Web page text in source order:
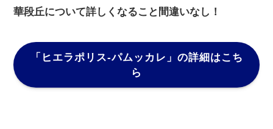
華段丘について詳しくなること間違いなし！
「ヒエラポリス-パムッカレ」 の詳細はこち
ら